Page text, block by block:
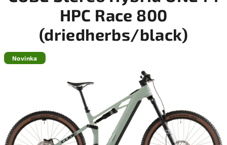
HPC Race 800
(driedherbs/black)
Novinka